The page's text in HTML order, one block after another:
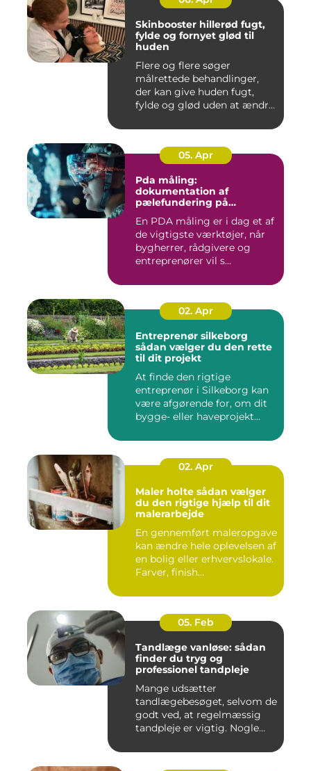
Skinbooster hillerød fugt,
fylde og fornyet glød til
huden
Flere og flere søger
målrettede behandlinger,
der kan give huden fugt,
fylde og glød uden at ændre
05. Apr
Pda måling:
dokumentation af
pælefundering på
En PDA måling er i dag et af
de vigtigste værktøjer, når
bygherrer, rådgivere og
entreprenører vil s...
02. Apr
Entreprenør silkeborg
sådan vælger du den rette
til dit projekt
At finde den rigtige
entreprenør i Silkeborg kan
være afgørende for, om dit
bygge- eller haveprojekt...
02. Apr
Maler holte sådan vælger
du den rigtige hjælp til dit
malerarbejde
En gennemført maleropgave
kan ændre hele oplevelsen af
en bolig eller erhvervslokale.
Farver, finish...
05. Feb
Tandlæge vanløse: sådan
finder du tryg og
professionel tandpleje
Mange udsætter
tandlægebesøget, selvom de
godt ved, at regelmæssig
tandpleje er vigtig. Nogle